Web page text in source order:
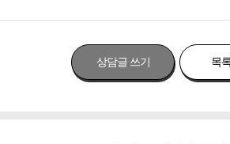
상담글 쓰기 목